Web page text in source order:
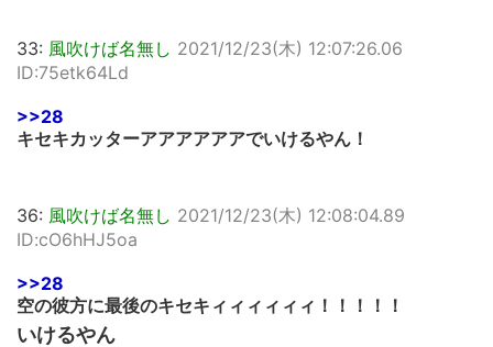
33: 風吹けば名無し 2021/12/23(木) 12:07:26.06
ID:75etk64Ld
>>28
キセキカッターアアアアアアでいけるやん！
36: 風吹けば名無し 2021/12/23(木) 12:08:04.89
ID:cO6hHJ5oa
>>28
空の彼方に最後のキセキィィィィィィ！！！！！
いけるやん